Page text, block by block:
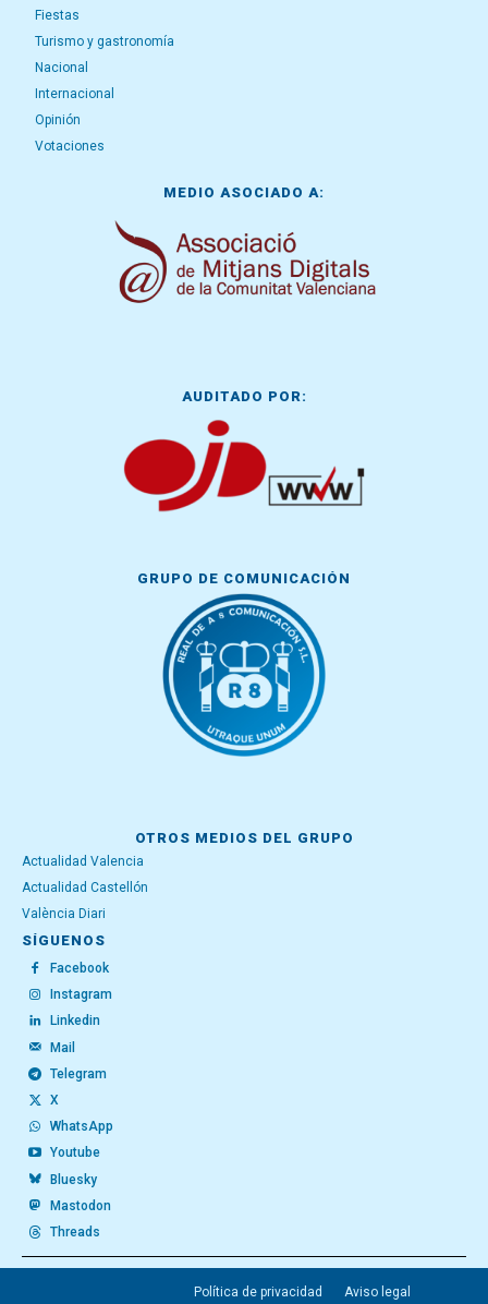
Fiestas
Turismo y gastronomía
Nacional
Internacional
Opinión
Votaciones
MEDIO ASOCIADO A:
AUDITADO POR:
GRUPO DE COMUNICACIÓN
OTROS MEDIOS DEL GRUPO
Actualidad Valencia
Actualidad Castellón
València Diari
SÍGUENOS
Facebook
Instagram
Linkedin
Mail
Telegram
X
WhatsApp
Youtube
Bluesky
Mastodon
Threads
Política de privacidad Aviso legal